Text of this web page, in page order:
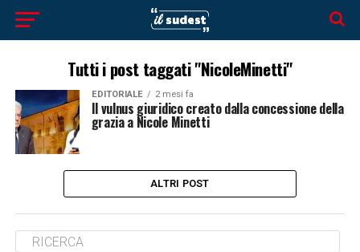
Tutti i post taggati "NicoleMinetti"
EDITORIALE 2 mesi fa
Il vulnus giuridico creato dalla concessione della
grazia a Nicole Minetti
ALTRI POST